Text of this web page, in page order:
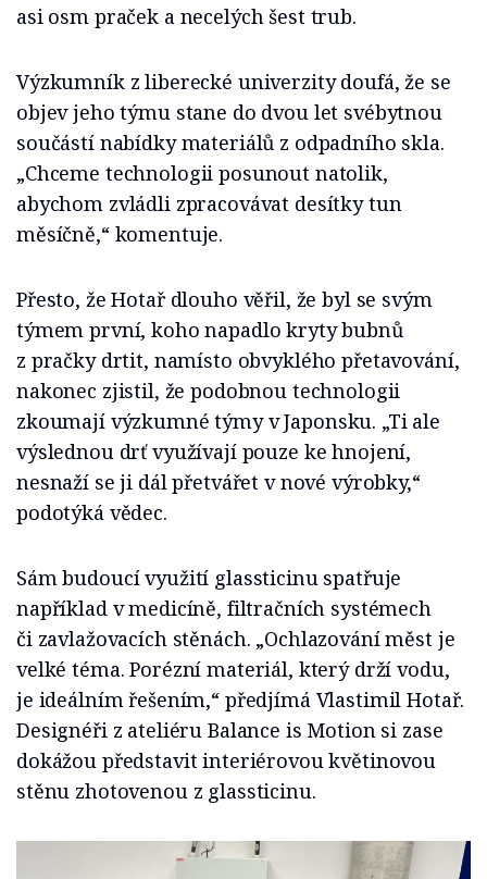
asi osm praček a necelých šest trub.
Výzkumník z liberecké univerzity doufá, že se
objev jeho týmu stane do dvou let svébytnou
součástí nabídky materiálů z odpadního skla.
„Chceme technologii posunout natolik,
abychom zvládli zpracovávat desítky tun
měsíčně,“ komentuje.
Přesto, že Hotař dlouho věřil, že byl se svým
týmem první, koho napadlo kryty bubnů
z pračky drtit, namísto obvyklého přetavování,
nakonec zjistil, že podobnou technologii
zkoumají výzkumné týmy v Japonsku. „Ti ale
výslednou drť využívají pouze ke hnojení,
nesnaží se ji dál přetvářet v nové výrobky,“
podotýká vědec.
Sám budoucí využití glassticinu spatřuje
například v medicíně, filtračních systémech
či zavlažovacích stěnách. „Ochlazování měst je
velké téma. Porézní materiál, který drží vodu,
je ideálním řešením,“ předjímá Vlastimil Hotař.
Designéři z ateliéru Balance is Motion si zase
dokážou představit interiérovou květinovou
stěnu zhotovenou z glassticinu.